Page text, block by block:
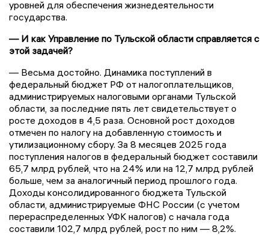
уровней для обеспечения жизнедеятельности
государства.
— И как Управление по Тульской области справляется с
этой задачей?
— Весьма достойно. Динамика поступлений в
федеральный бюджет РФ от налогоплательщиков,
администрируемых налоговыми органами Тульской
области, за последние пять лет свидетельствует о
росте доходов в 4,5 раза. Основной рост доходов
отмечен по налогу на добавленную стоимость и
утилизационному сбору. За 8 месяцев 2025 года
поступления налогов в федеральный бюджет составили
65,7 млрд рублей, что на 24% или на 12,7 млрд рублей
больше, чем за аналогичный период прошлого года.
Доходы консолидированного бюджета Тульской
области, администрируемые ФНС России (с учетом
перераспределенных УФК налогов) с начала года
составили 102,7 млрд рублей, рост по ним — 8,2%.